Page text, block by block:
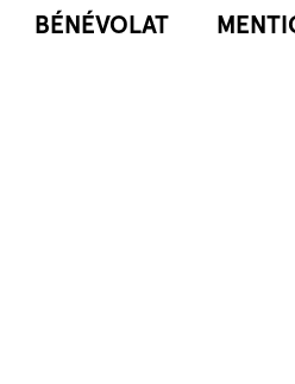
BÉNÉVOLAT